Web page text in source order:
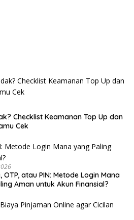
Checklist Keamanan Top Up dan
Cek
OTP, atau PIN: Metode Login Mana
Aman untuk Akun Finansial?